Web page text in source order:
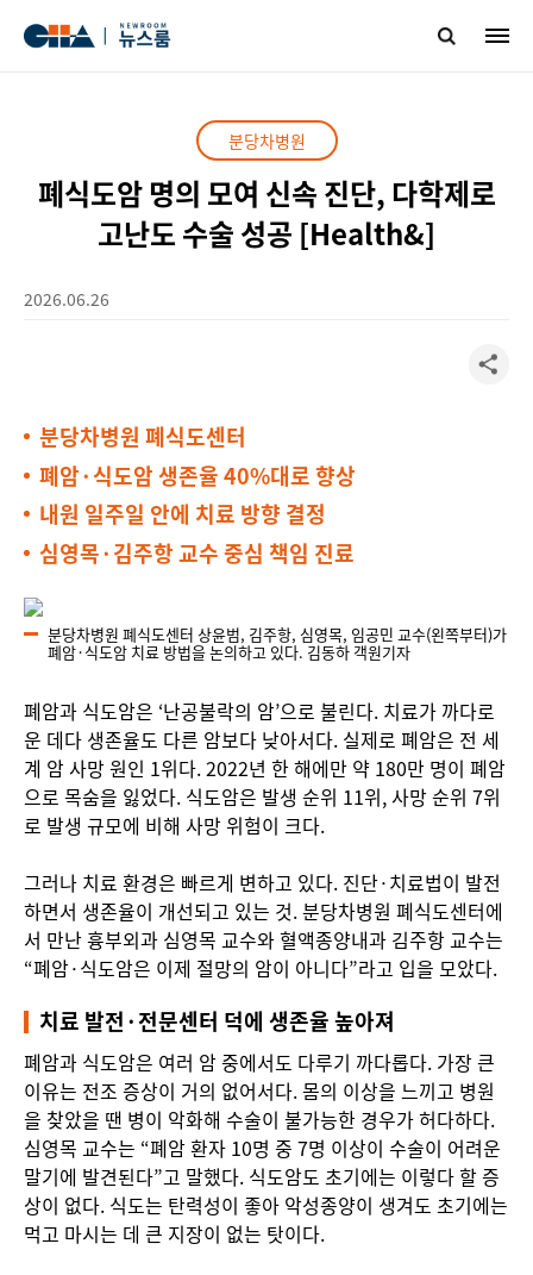
분당차병원
폐식도암 명의 모여 신속 진단, 다학제로
고난도 수술 성공 [Health&]
2026.06.26
분당차병원 폐식도센터
폐암·식도암 생존율 40%대로 향상
내원 일주일 안에 치료 방향 결정
심영목·김주항 교수 중심 책임 진료
분당차병원 폐식도센터 상윤범, 김주항, 심영목, 임공민 교수(왼쪽부터)가
폐암·식도암 치료 방법을 논의하고 있다. 김동하 객원기자
폐암과 식도암은 ‘난공불락의 암’으로 불린다. 치료가 까다로
운 데다 생존율도 다른 암보다 낮아서다. 실제로 폐암은 전 세
계 암 사망 원인 1위다. 2022년 한 해에만 약 180만 명이 폐암
으로 목숨을 잃었다. 식도암은 발생 순위 11위, 사망 순위 7위
로 발생 규모에 비해 사망 위험이 크다.
그러나 치료 환경은 빠르게 변하고 있다. 진단·치료법이 발전
하면서 생존율이 개선되고 있는 것. 분당차병원 폐식도센터에
서 만난 흉부외과 심영목 교수와 혈액종양내과 김주항 교수는
“폐암·식도암은 이제 절망의 암이 아니다”라고 입을 모았다.
치료 발전·전문센터 덕에 생존율 높아져
폐암과 식도암은 여러 암 중에서도 다루기 까다롭다. 가장 큰
이유는 전조 증상이 거의 없어서다. 몸의 이상을 느끼고 병원
을 찾았을 땐 병이 악화해 수술이 불가능한 경우가 허다하다.
심영목 교수는 “폐암 환자 10명 중 7명 이상이 수술이 어려운
말기에 발견된다”고 말했다. 식도암도 초기에는 이렇다 할 증
상이 없다. 식도는 탄력성이 좋아 악성종양이 생겨도 초기에는
먹고 마시는 데 큰 지장이 없는 탓이다.